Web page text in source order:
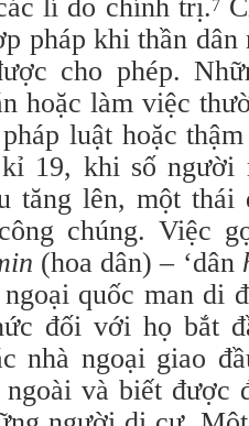
lí do chính trị.7
pháp khi thần
cho phép.
hoặc làm việc
luật hoặc
19, khi số
tăng lên, một thái
chúng. Việc
(hoa dân) – ‘dân
quốc man di
đối với họ bắt
nhà ngoại giao
và biết được